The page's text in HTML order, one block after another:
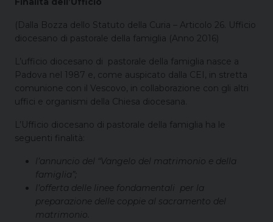
(Dalla Bozza dello Statuto della Curia – Articolo 26. Ufficio
diocesano di pastorale della famiglia (Anno 2016)
L’ufficio diocesano di pastorale della famiglia nasce a
Padova nel 1987 e, come auspicato dalla CEI, in stretta
comunione con il Vescovo, in collaborazione con gli altri
uffici e organismi della Chiesa diocesana.
L’Ufficio diocesano di pastorale della famiglia ha le
seguenti finalità:
l’annuncio del “Vangelo del matrimonio e della
famiglia”;
l’offerta delle linee fondamentali per la
preparazione delle coppie al sacramento del
matrimonio.